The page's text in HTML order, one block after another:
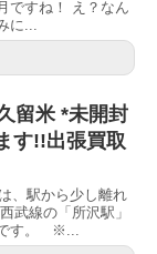
ですね！ え？なん
に...
留米 *未開封
す!!出張買取
、駅から少し離れ
武線の「所沢駅」
す。 ※...